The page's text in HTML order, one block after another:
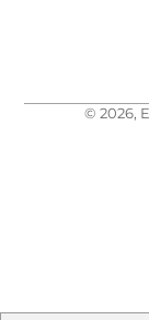
© 2026,